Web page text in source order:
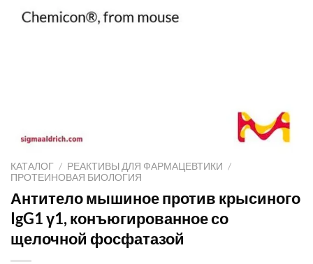
КАТАЛОГ / РЕАКТИВЫ ДЛЯ ФАРМАЦЕВТИКИ /
ПРОТЕИНОВАЯ БИОЛОГИЯ
Антитело мышиное против крысиного
IgG1 γ1, конъюгированное со
щелочной фосфатазой